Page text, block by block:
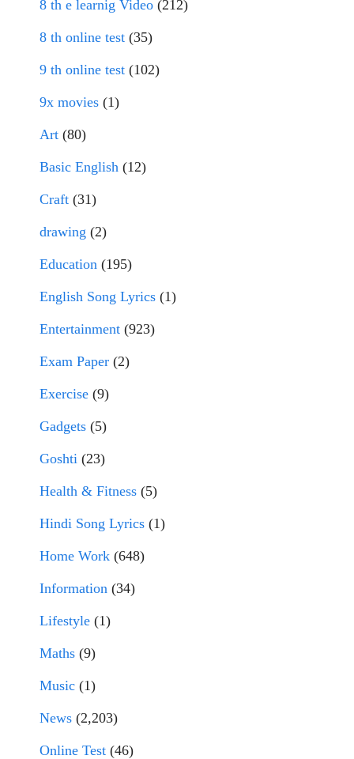
8 th e learnig Video (212)
8 th online test (35)
9 th online test (102)
9x movies (1)
Art (80)
Basic English (12)
Craft (31)
drawing (2)
Education (195)
English Song Lyrics (1)
Entertainment (923)
Exam Paper (2)
Exercise (9)
Gadgets (5)
Goshti (23)
Health & Fitness (5)
Hindi Song Lyrics (1)
Home Work (648)
Information (34)
Lifestyle (1)
Maths (9)
Music (1)
News (2,203)
Online Test (46)